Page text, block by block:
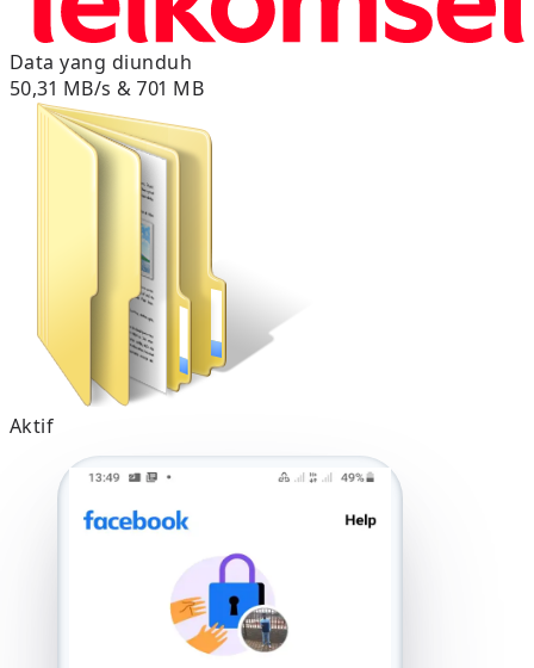
Data yang diunduh
50,31 MB/s & 701 MB
Aktif